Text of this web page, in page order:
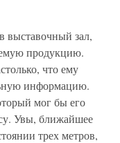
выставочный зал,
продукцию.
что ему
информацию.
мог бы его
Увы, ближайшее
трех метров,